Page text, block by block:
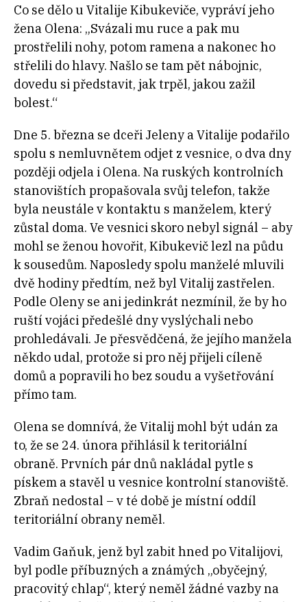
Co se dělo u Vitalije Kibukeviče, vypráví jeho
žena Olena: „Svázali mu ruce a pak mu
prostřelili nohy, potom ramena a nakonec ho
střelili do hlavy. Našlo se tam pět nábojnic,
dovedu si představit, jak trpěl, jakou zažil
bolest.“
Dne 5. března se dceři Jeleny a Vitalije podařilo
spolu s nemluvnětem odjet z vesnice, o dva dny
později odjela i Olena. Na ruských kontrolních
stanovištích propašovala svůj telefon, takže
byla neustále v kontaktu s manželem, který
zůstal doma. Ve vesnici skoro nebyl signál – aby
mohl se ženou hovořit, Kibukevič lezl na půdu
k sousedům. Naposledy spolu manželé mluvili
dvě hodiny předtím, než byl Vitalij zastřelen.
Podle Oleny se ani jedinkrát nezmínil, že by ho
ruští vojáci předešlé dny vyslýchali nebo
prohledávali. Je přesvědčená, že jejího manžela
někdo udal, protože si pro něj přijeli cíleně
domů a popravili ho bez soudu a vyšetřování
přímo tam.
Olena se domnívá, že Vitalij mohl být udán za
to, že se 24. února přihlásil k teritoriální
obraně. Prvních pár dnů nakládal pytle s
pískem a stavěl u vesnice kontrolní stanoviště.
Zbraň nedostal – v té době je místní oddíl
teritoriální obrany neměl.
Vadim Gaňuk, jenž byl zabit hned po Vitalijovi,
byl podle příbuzných a známých „obyčejný,
pracovitý chlap“, který neměl žádné vazby na